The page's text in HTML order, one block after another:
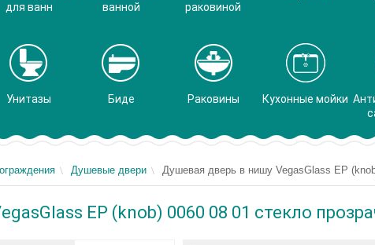
для ванн
ванной
раковиной
Унитазы Биде Раковины Кухонные мойки
Душевые двери Душевая дверь в нишу VegasGlass EP
EP (knob) 0060 08 01 стекло